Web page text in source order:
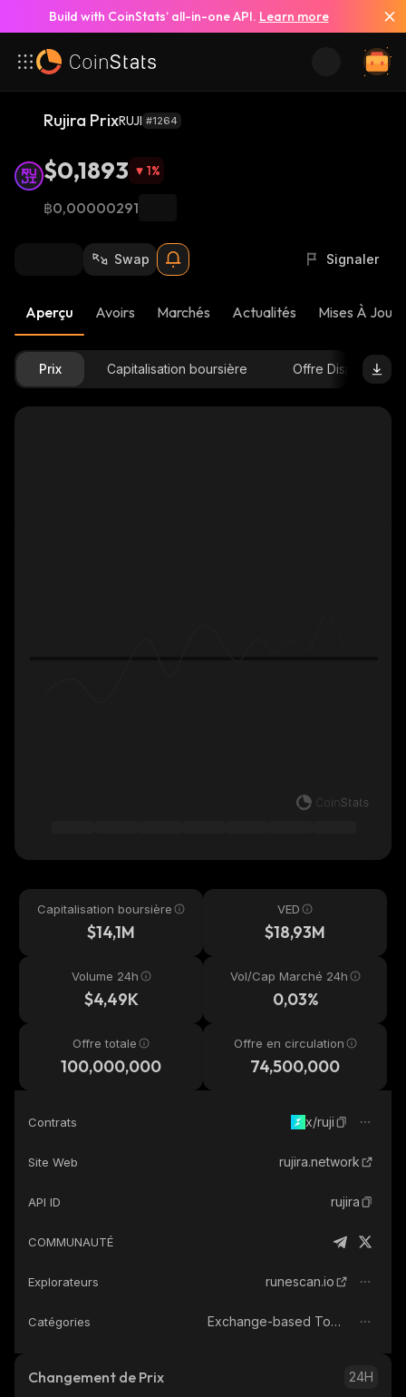
Build with CoinStats’ all-in-one API. Learn more
Rujira PrixRUJI #1264
$0,1893 1%
฿0,00000291
Swap Signaler
Aperçu Avoirs Marchés Actualités Mises À Jour
Prix Capitalisation boursière Offre Disponible
Capitalisation boursière
$14,1M
VED
$18,93M
Volume 24h
$4,49K
Vol/Cap Marché 24h
0,03%
Offre totale
100,000,000
Offre en circulation
74,500,000
Contrats x/ruji
Site Web rujira.network
API ID rujira
COMMUNAUTÉ
Explorateurs runescan.io
Catégories Exchange-based Tokens
Changement de Prix 24H